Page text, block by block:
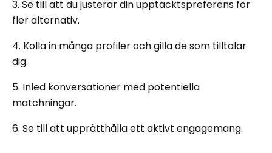
3. Se till att du justerar din upptäcktspreferens för
fler alternativ.
4. Kolla in många profiler och gilla de som tilltalar
dig.
5. Inled konversationer med potentiella
matchningar.
6. Se till att upprätthålla ett aktivt engagemang.